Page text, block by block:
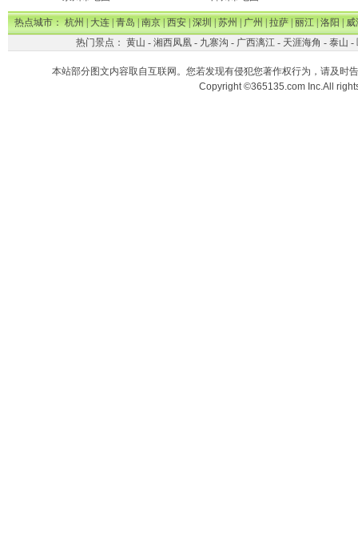
热点城市：杭州|大连|青岛|南京|西安|深圳|苏州|广州|拉萨|丽江|洛阳|威
热门景点： 黄山 - 湘西凤凰- 九寨沟 - 广西漓江- 天涯海角 - 泰山 -
本站部分图文内容取自互联网。您若发现有侵犯您著作权行为，请及时
Copyright ©365135.com Inc.All